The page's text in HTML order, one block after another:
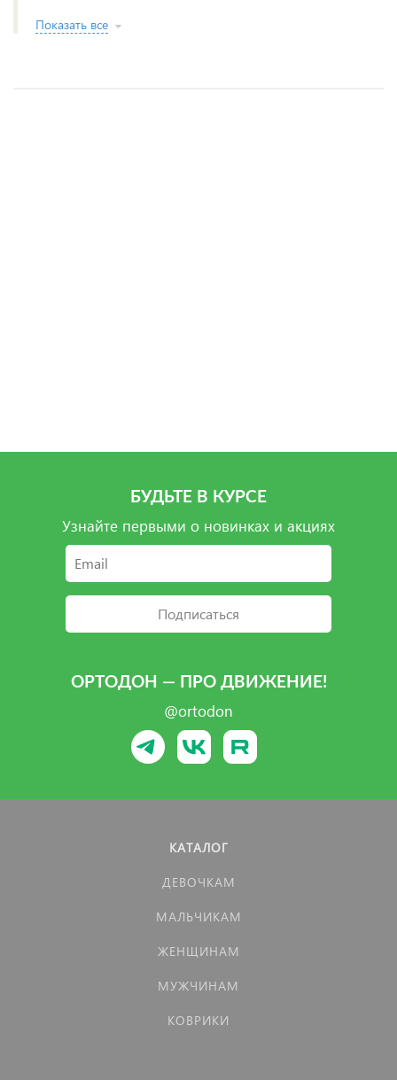
Показать все
БУДЬТЕ В КУРСЕ
Узнайте первыми о новинках и акциях
Подписаться
ОРТОДОН — ПРО ДВИЖЕНИЕ!
@ortodon
КАТАЛОГ
ДЕВОЧКАМ
МАЛЬЧИКАМ
ЖЕНЩИНАМ
МУЖЧИНАМ
КОВРИКИ